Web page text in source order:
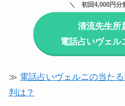
初回4,000円分
清流先生所
電話占いヴェル
≫ 電話占いヴェルニの当た
判は？